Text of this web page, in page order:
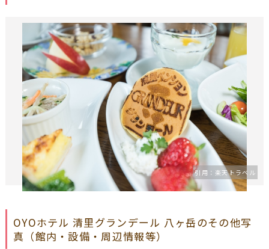
引用：楽天トラベル
OYOホテル 清里グランデール 八ヶ岳のその他写
真（館内・設備・周辺情報等）